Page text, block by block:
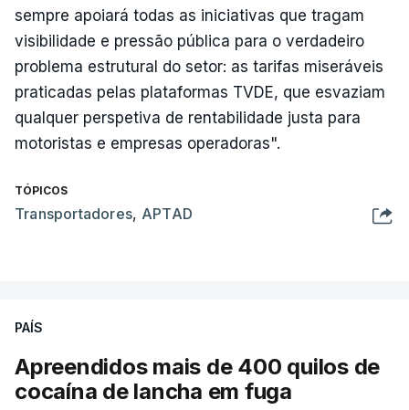
sempre apoiará todas as iniciativas que tragam
visibilidade e pressão pública para o verdadeiro
problema estrutural do setor: as tarifas miseráveis
praticadas pelas plataformas TVDE, que esvaziam
qualquer perspetiva de rentabilidade justa para
motoristas e empresas operadoras".
TÓPICOS
Transportadores, APTAD
PAÍS
Apreendidos mais de 400 quilos de
cocaína de lancha em fuga